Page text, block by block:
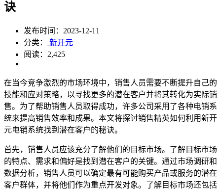
诀
发布时间：2023-12-11
分类：
新开元
阅读：2,425
在当今竞争激烈的市场环境中，销售人员需要不断提升自己的
技能和应对策略，以寻找更多的潜在客户并将其转化为实际销
售。为了帮助销售人员取得成功，许多公司采用了各种电销系
统来提高销售效率和成果。本文将探讨销售精英如何利用新开
元电销系统找到潜在客户的秘诀。
首先，销售人员应该充分了解他们的目标市场。了解目标市场
的特点、需求和偏好是找到潜在客户的关键。通过市场调研和
数据分析，销售人员可以确定最有可能购买产品或服务的潜在
客户群体，并将他们作为重点开发对象。了解目标市场还包括